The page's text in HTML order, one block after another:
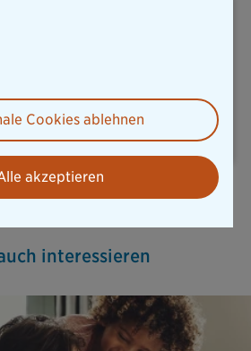
Versicherungen
interessieren
Cookies ablehnen
akzeptieren